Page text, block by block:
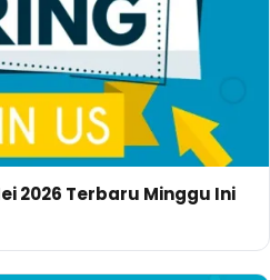
2026 Terbaru Minggu Ini